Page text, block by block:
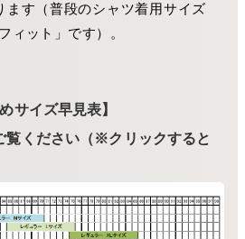
ます（普段のシャツ着用サイズ
ィット」です）。
サイズ早見表】
覧ください（※クリックすると